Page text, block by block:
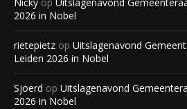
Nicky op Uitslagenavond
2026 in Nobel
rietepietz op Uitslagenavond
Leiden 2026 in Nobel
Sjoerd op Uitslagenavond
2026 in Nobel